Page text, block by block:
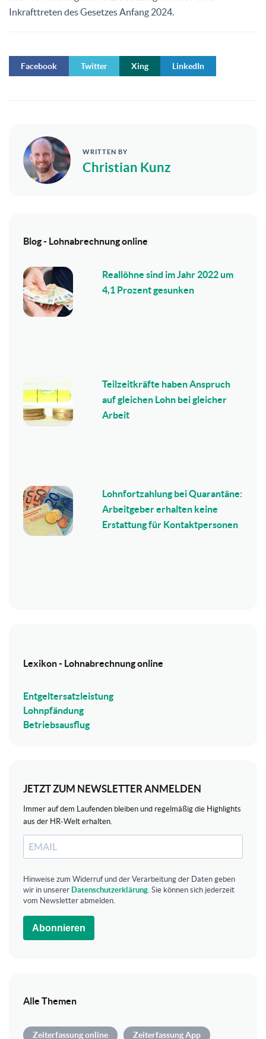
Inkrafttreten des Gesetzes Anfang 2024.
Facebook Twitter Xing LinkedIn
WRITTEN BY
Christian Kunz
Blog - Lohnabrechnung online
Reallöhne sind im Jahr 2022 um
4,1 Prozent gesunken
Teilzeitkräfte haben Anspruch
auf gleichen Lohn bei gleicher
Arbeit
Lohnfortzahlung bei Quarantäne:
Arbeitgeber erhalten keine
Erstattung für Kontaktpersonen
Lexikon - Lohnabrechnung online
Entgeltersatzleistung
Lohnpfändung
Betriebsausflug
JETZT ZUM NEWSLETTER ANMELDEN
Immer auf dem Laufenden bleiben und regelmäßig die Highlights
aus der HR-Welt erhalten.
Hinweise zum Widerruf und der Verarbeitung der Daten geben
wir in unserer Datenschutzerklärung . Sie können sich jederzeit
vom Newsletter abmelden.
Abonnieren
Alle Themen
Zeiterfassung online Zeiterfassung App